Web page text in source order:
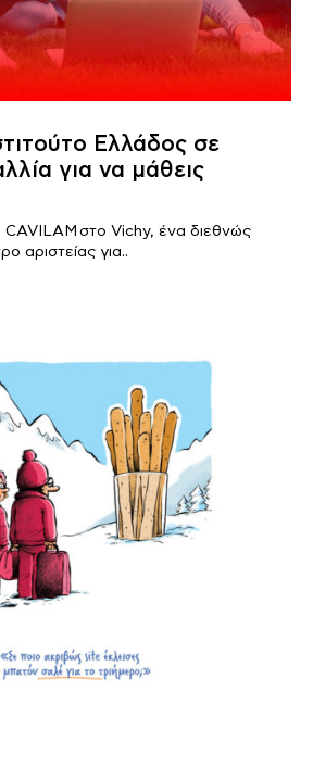
Ελλάδος σε
για να μάθεις
CAVILAM στο Vichy, ένα διεθνώς
αριστείας για..